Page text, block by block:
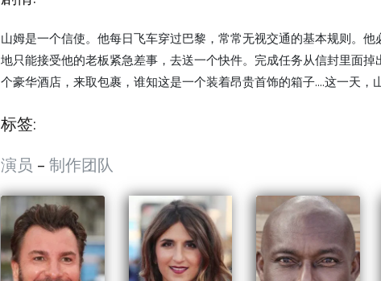
山姆是一个信使。他每日飞车穿过巴黎，常常无视交通的基本规则。
地只能接受他的老板紧急差事，去送一个快件。完成任务从信封里面
个豪华酒店，来取包裹，谁知这是一个装着昂贵首饰的箱子....这一天，
标签:
演员 - 制作团队